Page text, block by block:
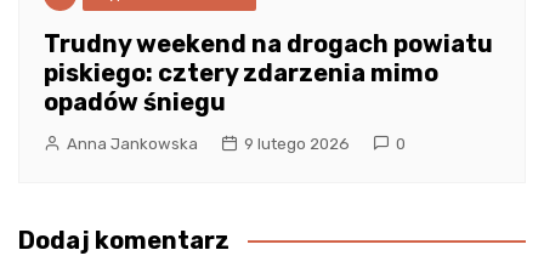
Trudny weekend na drogach powiatu
piskiego: cztery zdarzenia mimo
opadów śniegu
Anna Jankowska 9 lutego 2026 0
Dodaj komentarz